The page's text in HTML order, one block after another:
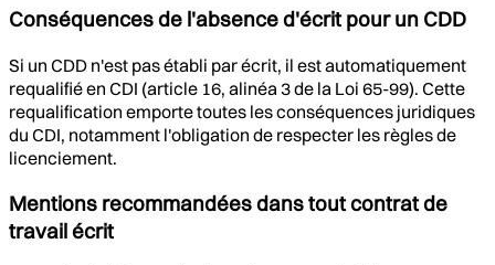
Conséquences de l'absence d'écrit pour un CDD
Si un CDD n'est pas établi par écrit, il est automatiquement
requalifié en CDI (article 16, alinéa 3 de la Loi 65-99). Cette
requalification emporte toutes les conséquences juridiques
du CDI, notamment l'obligation de respecter les règles de
licenciement.
Mentions recommandées dans tout contrat de
travail écrit